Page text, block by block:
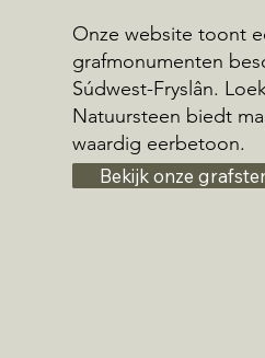
Onze website toont
grafmonumenten
Súdwest-Fryslân.
Natuursteen biedt
waardig eerbetoon.
Bekijk onze